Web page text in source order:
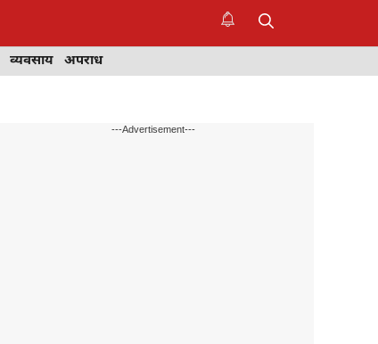
व्यवसाय अपराध
---Advertisement---